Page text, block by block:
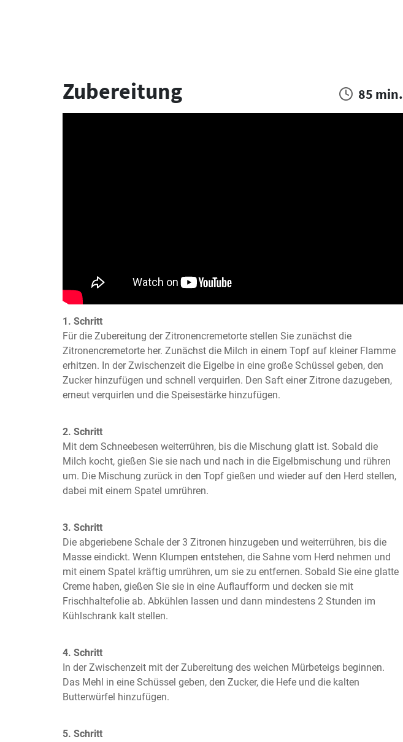
Zubereitung 85 min.
1. Schritt
Für die Zubereitung der Zitronencremetorte stellen Sie zunächst die
Zitronencremetorte her. Zunächst die Milch in einem Topf auf kleiner Flamme
erhitzen. In der Zwischenzeit die Eigelbe in eine große Schüssel geben, den
Zucker hinzufügen und schnell verquirlen. Den Saft einer Zitrone dazugeben,
erneut verquirlen und die Speisestärke hinzufügen.
2. Schritt
Mit dem Schneebesen weiterrühren, bis die Mischung glatt ist. Sobald die
Milch kocht, gießen Sie sie nach und nach in die Eigelbmischung und rühren
um. Die Mischung zurück in den Topf gießen und wieder auf den Herd stellen,
dabei mit einem Spatel umrühren.
3. Schritt
Die abgeriebene Schale der 3 Zitronen hinzugeben und weiterrühren, bis die
Masse eindickt. Wenn Klumpen entstehen, die Sahne vom Herd nehmen und
mit einem Spatel kräftig umrühren, um sie zu entfernen. Sobald Sie eine glatte
Creme haben, gießen Sie sie in eine Auflaufform und decken sie mit
Frischhaltefolie ab. Abkühlen lassen und dann mindestens 2 Stunden im
Kühlschrank kalt stellen.
4. Schritt
In der Zwischenzeit mit der Zubereitung des weichen Mürbeteigs beginnen.
Das Mehl in eine Schüssel geben, den Zucker, die Hefe und die kalten
Butterwürfel hinzufügen.
5. Schritt